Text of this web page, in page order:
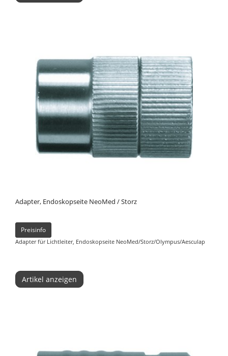
Adapter, Endoskopseite NeoMed / Storz
Preisinfo
Adapter für Lichtleiter, Endoskopseite NeoMed/Storz/Olympus/Aesculap
Artikel anzeigen